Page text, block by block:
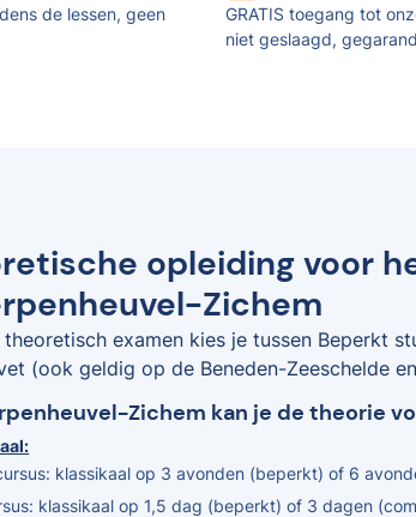
de lessen, geen
GRATIS toegang tot
niet geslaagd,
opleiding voor
Zichem
examen kies je tussen Beperkt
(ook geldig op de Beneden-Zeeschelde
Zichem kan je de theorie
klassikaal op 3 avonden (beperkt) of 6
klassikaal op 1,5 dag (beperkt) of 3 dagen